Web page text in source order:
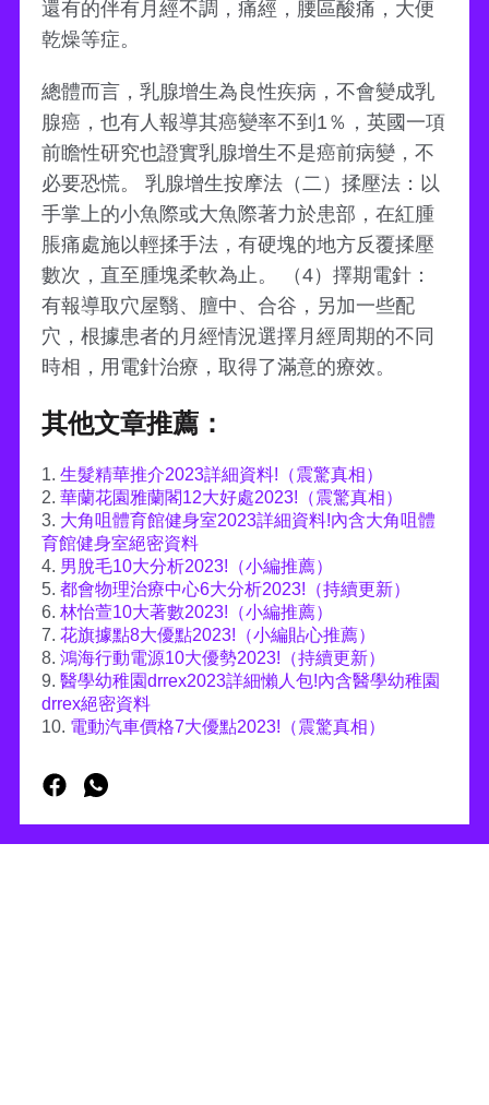
還有的伴有月經不調，痛經，腰區酸痛，大便
乾燥等症。
總體而言，乳腺增生為良性疾病，不會變成乳
腺癌，也有人報導其癌變率不到1％，英國一項
前瞻性研究也證實乳腺增生不是癌前病變，不
必要恐慌。 乳腺增生按摩法（二）揉壓法：以
手掌上的小魚際或大魚際著力於患部，在紅腫
脹痛處施以輕揉手法，有硬塊的地方反覆揉壓
數次，直至腫塊柔軟為止。 （4）擇期電針：
有報導取穴屋翳、膻中、合谷，另加一些配
穴，根據患者的月經情況選擇月經周期的不同
時相，用電針治療，取得了滿意的療效。
其他文章推薦：
1. 生髮精華推介2023詳細資料!（震驚真相）
2. 華蘭花園雅蘭閣12大好處2023!（震驚真相）
3. 大角咀體育館健身室2023詳細資料!內含大角咀體
育館健身室絕密資料
4. 男脫毛10大分析2023!（小編推薦）
5. 都會物理治療中心6大分析2023!（持續更新）
6. 林怡萱10大著數2023!（小編推薦）
7. 花旗據點8大優點2023!（小編貼心推薦）
8. 鴻海行動電源10大優勢2023!（持續更新）
9. 醫學幼稚園drrex2023詳細懶人包!內含醫學幼稚園
drrex絕密資料
10. 電動汽車價格7大優點2023!（震驚真相）